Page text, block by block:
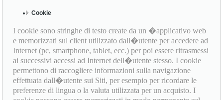
Cookie
I cookie sono stringhe di testo create da un �applicativo web
e memorizzati sul client utilizzato dall�utente per accedere ad
Internet (pc, smartphone, tablet, ecc.) per poi essere ritrasmessi
ai successivi accessi ad Internet dell�utente stesso. I cookie
permettono di raccogliere informazioni sulla navigazione
effettuata dall�utente sui Siti, per esempio per ricordare le
preferenze di lingua o la valuta utilizzata per un acquisto. I